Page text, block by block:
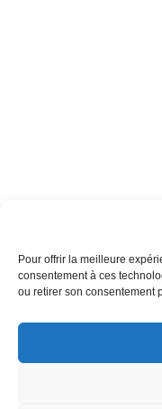
Pour offrir la meilleure
consentement à ces
ou retirer son consentement